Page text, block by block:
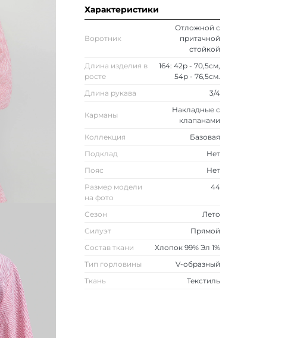
Характеристики
Воротник
Отложной с
притачной
стойкой
Длина изделия в
росте
164: 42р - 70,5см,
54р - 76,5см.
Длина рукава
3/4
Карманы
Накладные с
клапанами
Коллекция
Базовая
Подклад
Нет
Пояс
Нет
Размер модели
на фото
44
Сезон
Лето
Силуэт
Прямой
Состав ткани
Хлопок 99% Эл 1%
Тип горловины
V-образный
Ткань
Текстиль